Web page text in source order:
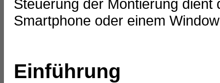
Steuerung der Montierung
Smartphone oder einem
Einführung